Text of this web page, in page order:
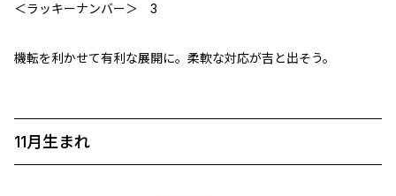
＜ラッキーナンバー＞ 3
機転を利かせて有利な展開に。柔軟な対応が吉と出そう。
11月生まれ